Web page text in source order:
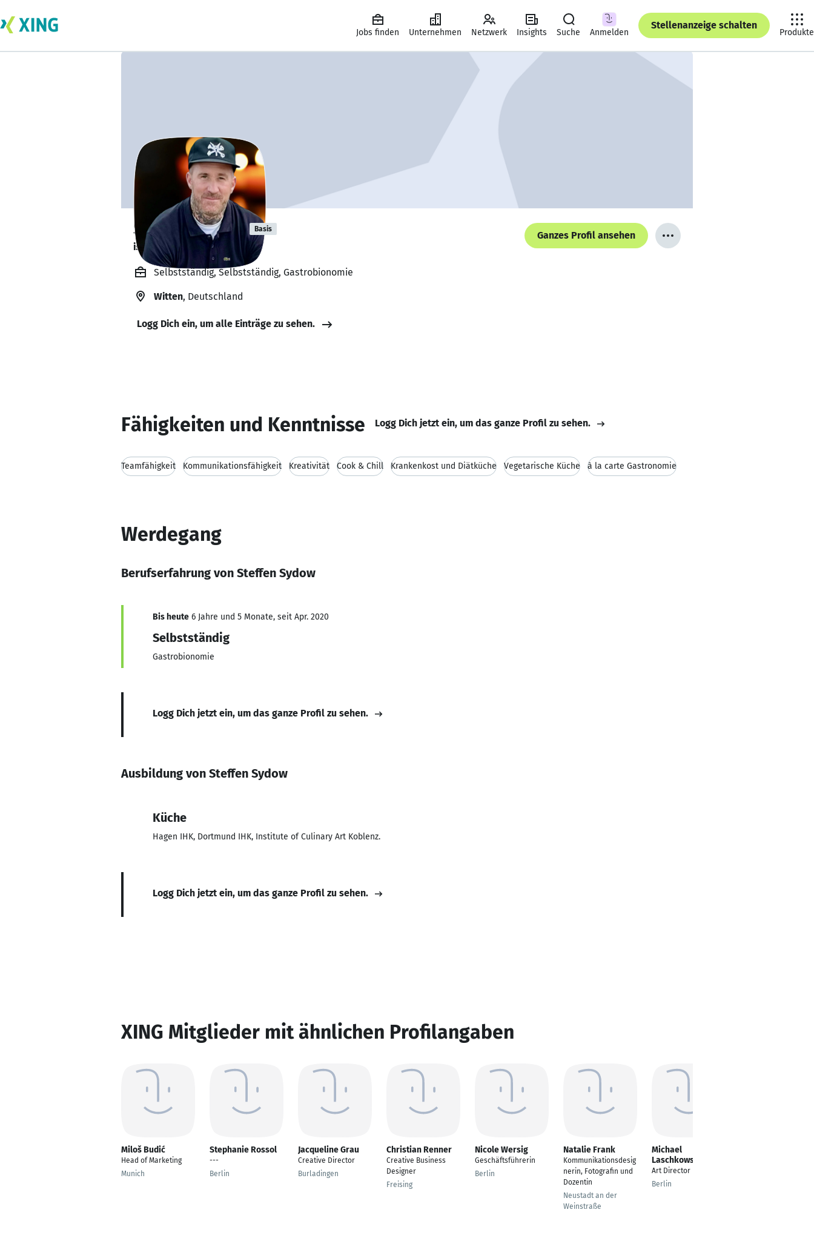
Jobs finden Unternehmen Netzwerk Insights Suche Anmelden
Stellenanzeige schalten
Produkte
Steffen Sydow Basis
ist offen für Projekte. 🔎
Ganzes Profil ansehen
Selbstständig, Selbstständig, Gastrobionomie
Witten, Deutschland
Logg Dich ein, um alle Einträge zu sehen.
Fähigkeiten und Kenntnisse Logg Dich jetzt ein, um das ganze Profil zu sehen.
Teamfähigkeit Kommunikationsfähigkeit Kreativität Cook & Chill Krankenkost und Diätküche Vegetarische Küche à la carte Gastronomie
Werdegang
Berufserfahrung von Steffen Sydow
Bis heute 6 Jahre und 5 Monate, seit Apr. 2020
Selbstständig
Gastrobionomie
Logg Dich jetzt ein, um das ganze Profil zu sehen.
Ausbildung von Steffen Sydow
Küche
Hagen IHK, Dortmund IHK, Institute of Culinary Art Koblenz.
Logg Dich jetzt ein, um das ganze Profil zu sehen.
XING Mitglieder mit ähnlichen Profilangaben
Miloš Budić
Head of Marketing
Munich
Stephanie Rossol
---
Berlin
Jacqueline Grau
Creative Director
Burladingen
Christian Renner
Creative Business
Designer
Freising
Nicole Wersig
Geschäftsführerin
Berlin
Natalie Frank
Kommunikationsdesig
nerin, Fotografin und
Dozentin
Neustadt an der
Weinstraße
Michael
Laschkowski
Art Director
Berlin